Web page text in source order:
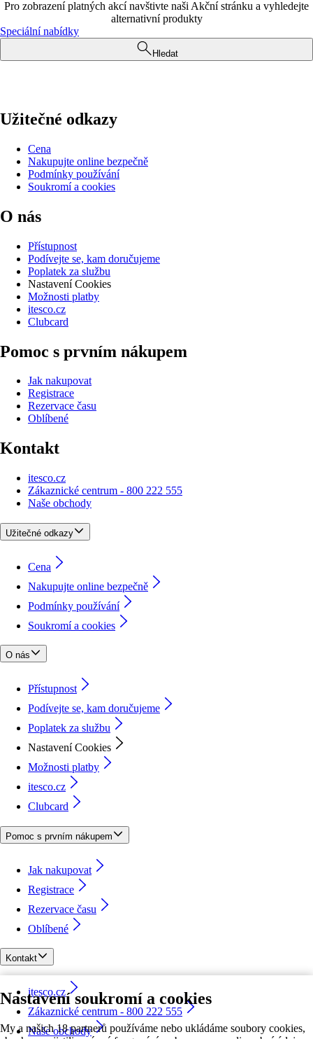
Nastavení soukromí a cookies
My a našich 18 partnerů používáme nebo ukládáme soubory cookies,
Pro zobrazení platných akcí navštivte naši Akční stránku a vyhledejte
alternativní produkty
Speciální nabídky
Hledat
Užitečné odkazy
Cena
Nakupujte online bezpečně
Podmínky používání
Soukromí a cookies
O nás
Přístupnost
Podívejte se, kam doručujeme
Poplatek za službu
Nastavení Cookies
Možnosti platby
itesco.cz
Clubcard
Pomoc s prvním nákupem
Jak nakupovat
Registrace
Rezervace času
Oblíbené
Kontakt
itesco.cz
Zákaznické centrum - 800 222 555
Naše obchody
Užitečné odkazy
Cena
Nakupujte online bezpečně
Podmínky používání
Soukromí a cookies
O nás
Přístupnost
Podívejte se, kam doručujeme
Poplatek za službu
Nastavení Cookies
Možnosti platby
itesco.cz
Clubcard
Pomoc s prvním nákupem
Jak nakupovat
Registrace
Rezervace času
Oblíbené
Kontakt
itesco.cz
Zákaznické centrum - 800 222 555
Naše obchody